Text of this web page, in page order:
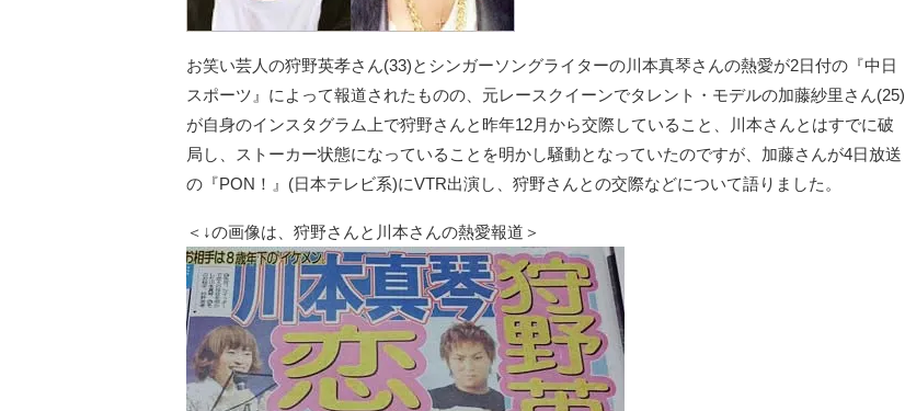
お笑い芸人の狩野英孝さん(33)とシンガーソングライターの川本真琴さんの熱愛が2日付の『中日
スポーツ』によって報道されたものの、元レースクイーンでタレント・モデルの加藤紗里さん(25)
が自身のインスタグラム上で狩野さんと昨年12月から交際していること、川本さんとはすでに破
局し、ストーカー状態になっていることを明かし騒動となっていたのですが、加藤さんが4日放送
の『PON！』(日本テレビ系)にVTR出演し、狩野さんとの交際などについて語りました。
＜↓の画像は、狩野さんと川本さんの熱愛報道＞